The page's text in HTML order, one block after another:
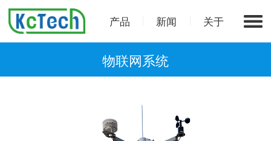
产品 新闻 关于
物联网系统